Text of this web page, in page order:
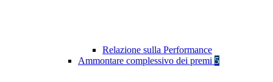
Relazione sulla Performance
Ammontare complessivo dei premi 5